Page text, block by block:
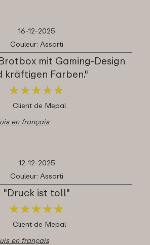
16-12-2025
Couleur: Assorti
mit Gaming-Design
kräftigen Farben."
★★★★★
★★★★★
Client de Mepal
en français
12-12-2025
Couleur: Assorti
"Druck ist toll"
★★★★★
★★★★★
Client de Mepal
en français